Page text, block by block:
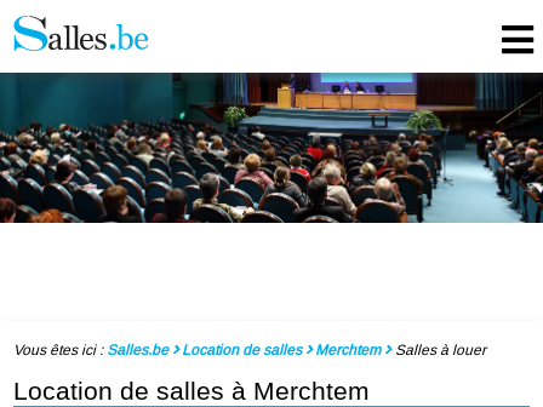
Vous êtes ici : Salles.be Location de salles Merchtem Salles à louer
Location de salles à Merchtem